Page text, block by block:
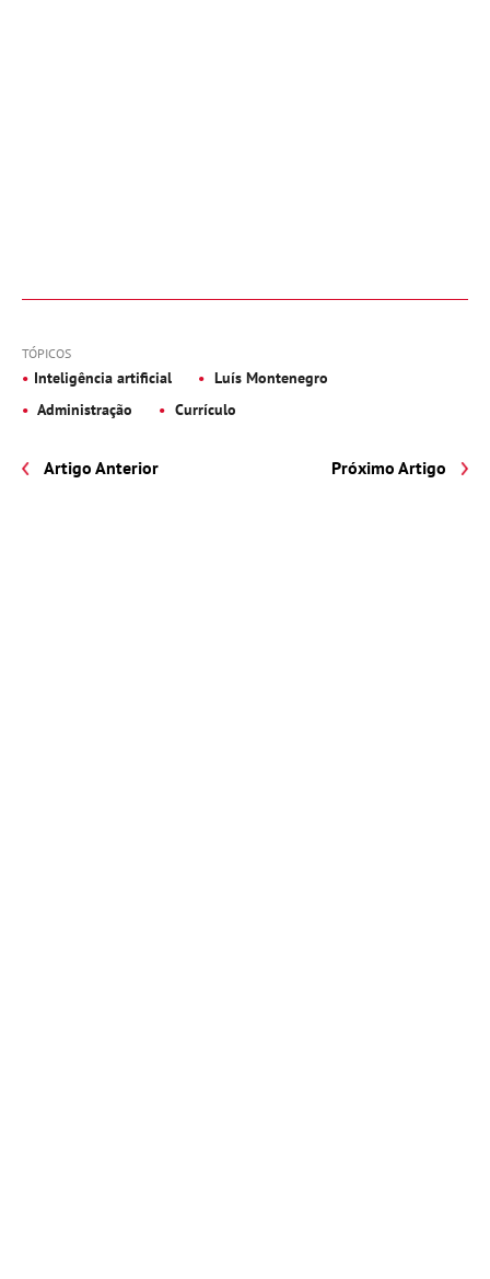
TÓPICOS
Inteligência artificial
Luís Montenegro
Administração
Currículo
Artigo Anterior Próximo Artigo